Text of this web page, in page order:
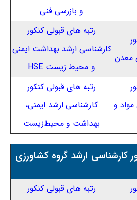
و بازرسی فنی
معدن
رتبه های قبولی کنکور
کارشناسی ارشد بهداشت ایمنی‌
و محیط‌ زیست HSE
و
رتبه های قبولی کنکور
کارشناسی ارشد ایمنی،
بهداشت و محیط‌زیست
کارشناسی ارشد گروه کشاورزی
رتبه های قبولی کنکور